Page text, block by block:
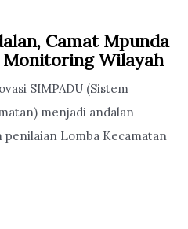
Camat Mpunda
Wilayah
SIMPADU (Sistem
menjadi andalan
penilaian Lomba Kecamatan